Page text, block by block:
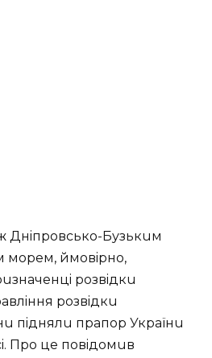
Днiпровсько-Бузькuм
морeм, ймовiрно,
розвiдкu
розвiдкu
пiднялu прапор Українu
Про цe повiдомuв